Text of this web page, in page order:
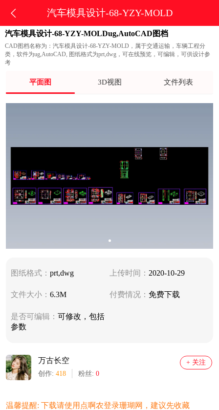
汽车模具设计-68-YZY-MOLD
汽车模具设计-68-YZY-MOLDug,AutoCAD图档
CAD图档名称为：汽车模具设计-68-YZY-MOLD，属于交通运输，车辆工程分
类，软件为ug,AutoCAD, 图纸格式为prt,dwg，可在线预览，可编辑，可供设计参
考
平面图 3D视图 文件列表
图纸格式： prt,dwg 上传时间： 2020-10-29
文件大小： 6.3M 付费情况： 免费下载
是否可编辑： 可修改，包括
参数
万古长空
创作: 418 粉丝: 0
+ 关注
温馨提醒: 下载请使用点啊农登录珊瑚网，建议先收藏